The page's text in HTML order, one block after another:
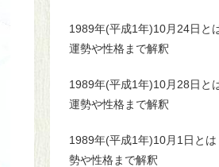
1989年(平成1年)10月24日と
運勢や性格まで解釈
1989年(平成1年)10月28日と
運勢や性格まで解釈
1989年(平成1年)10月1日と
勢や性格まで解釈